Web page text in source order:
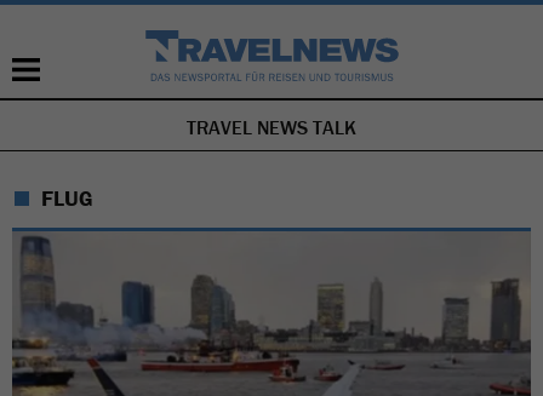
NAVIGATION
ÜBERSPRINGEN
TRAVEL NEWS TALK
FLUG